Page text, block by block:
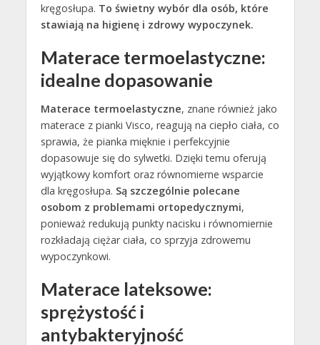
kręgosłupa. To świetny wybór dla osób, które
stawiają na higienę i zdrowy wypoczynek.
Materace termoelastyczne:
idealne dopasowanie
Materace termoelastyczne, znane również jako
materace z pianki Visco, reagują na ciepło ciała, co
sprawia, że pianka mięknie i perfekcyjnie
dopasowuje się do sylwetki. Dzięki temu oferują
wyjątkowy komfort oraz równomierne wsparcie
dla kręgosłupa. Są szczególnie polecane
osobom z problemami ortopedycznymi,
ponieważ redukują punkty nacisku i równomiernie
rozkładają ciężar ciała, co sprzyja zdrowemu
wypoczynkowi.
Materace lateksowe:
sprężystość i
antybakteryjność